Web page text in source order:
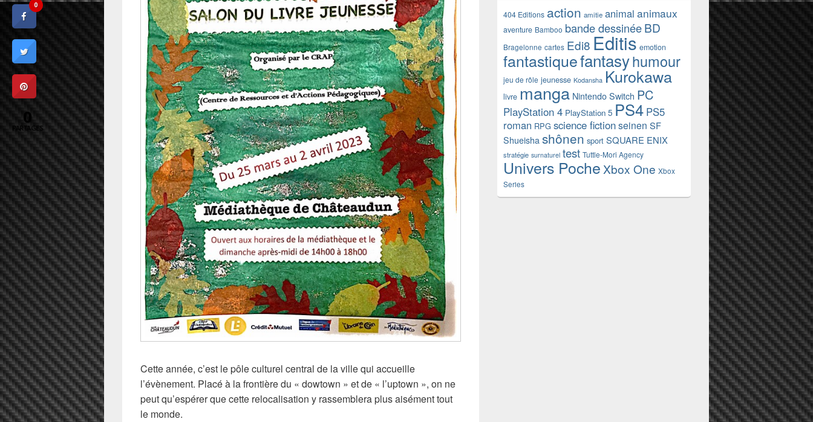
Cette année, c’est le pôle culturel central de la ville qui accueille
l’évènement. Placé à la frontière du « dowtown » et de « l’uptown », on ne
peut qu’espérer que cette relocalisation y rassemblera plus aisément tout
le monde.
404 Editions action amitie animal animaux
aventure Bamboo bande dessinéeBD
Bragelonne cartes Edi8 Editis emotion
fantastiquefantasyhumour
jeu de rôle jeunesse Kodansha Kurokawa
livre manga Nintendo Switch PC
PlayStation 4 PlayStation 5 PS4 PS5
roman RPG science fictionseinen SF
Shueisha shônen sport SQUARE ENIX
stratégie surnaturel test Tuttle-Mori Agency
Univers Poche Xbox One Xbox
Series
0
0
PARTAGES